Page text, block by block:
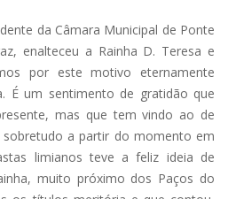
da Câmara Municipal de Ponte
enalteceu a Rainha D. Teresa e
por este motivo eternamente
É um sentimento de gratidão que
mas que tem vindo ao de
sobretudo a partir do momento em
limianos teve a feliz ideia de
muito próximo dos Paços do